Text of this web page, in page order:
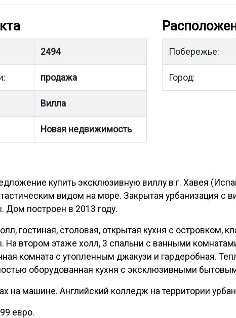
2494
продажа
Вилла
Новая недвижимость
Побережье:
Город:
купить эксклюзивную виллу в г. Хавея
видом на море. Закрытая урбанизация
Дом построен в 2013 году.
гостиная, столовая, открытая кухня с островком,
На втором этаже холл, 3 спальни с ванными
комната с утопленным джакузи и гардеробная.
оборудованная кухня с эксклюзивными
на машине. Английский колледж на территории
евро.